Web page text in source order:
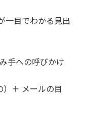
一目でわかる見出
手への呼びかけ
＋ メールの目